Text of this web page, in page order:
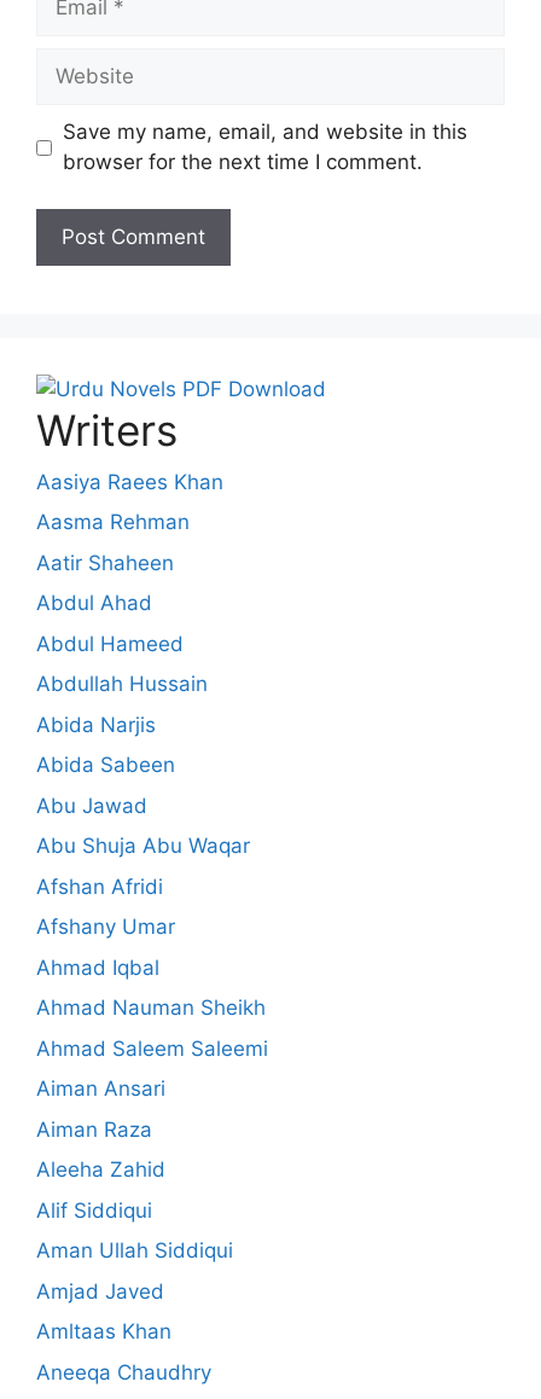
Website
Save my name, email, and website in this
browser for the next time I comment.
Writers
Aasiya Raees Khan
Aasma Rehman
Aatir Shaheen
Abdul Ahad
Abdul Hameed
Abdullah Hussain
Abida Narjis
Abida Sabeen
Abu Jawad
Abu Shuja Abu Waqar
Afshan Afridi
Afshany Umar
Ahmad Iqbal
Ahmad Nauman Sheikh
Ahmad Saleem Saleemi
Aiman Ansari
Aiman Raza
Aleeha Zahid
Alif Siddiqui
Aman Ullah Siddiqui
Amjad Javed
Amltaas Khan
Aneeqa Chaudhry